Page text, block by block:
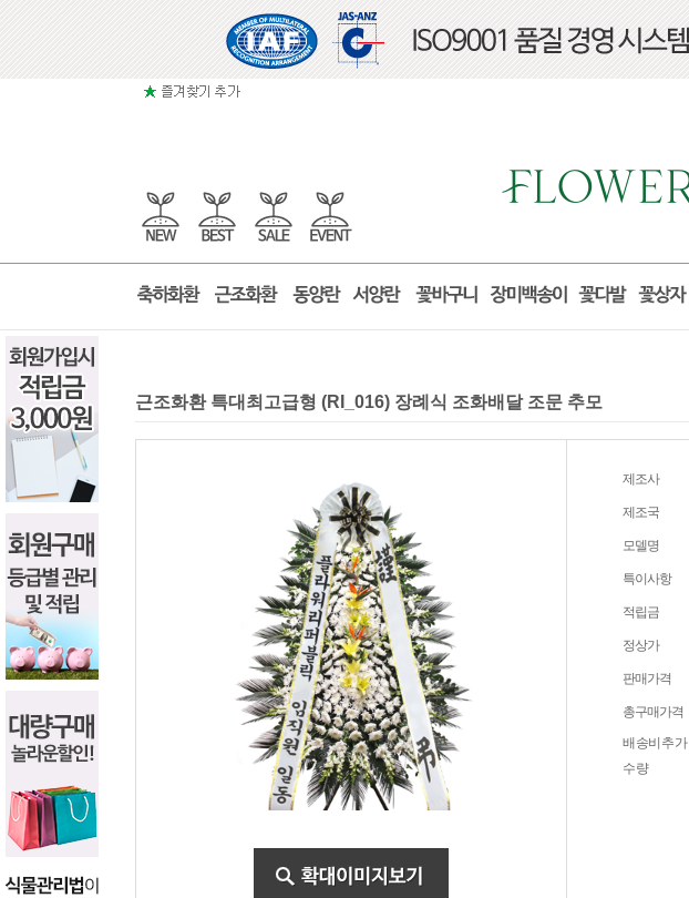
근조화환 특대최고급형 (RI_016) 장례식 조화배달 조문 추모
제조사
제조국
모델명
특이사항
적립금
정상가
판매가격
총구매가격
배송비추가
수량